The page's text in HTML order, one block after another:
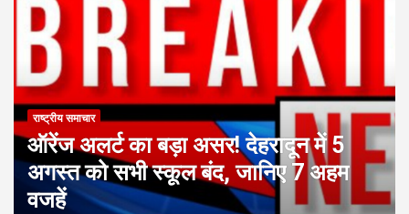
राष्ट्रीय समाचार
ऑरेंज अलर्ट का बड़ा असर! देहरादून में 5
अगस्त को सभी स्कूल बंद, जानिए 7 अहम
वजहें